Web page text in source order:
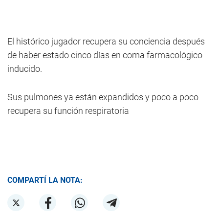
El histórico jugador recupera su conciencia después
de haber estado cinco días en coma farmacológico
inducido.
Sus pulmones ya están expandidos y poco a poco
recupera su función respiratoria
COMPARTÍ LA NOTA: